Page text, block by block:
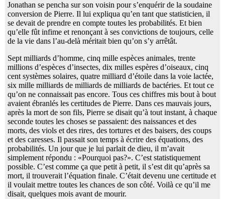
Jonathan se pencha sur son voisin pour s’enquérir de la soudaine
conversion de Pierre. Il lui expliqua qu’en tant que statisticien, il
se devait de prendre en compte toutes les probabilités. Et bien
qu’elle fût infime et renonçant à ses convictions de toujours, celle
de la vie dans l’au-delà méritait bien qu’on s’y arrêtât.
Sept milliards d’homme, cinq mille espèces animales, trente
millions d’espèces d’insectes, dix milles espères d’oiseaux, cinq
cent systèmes solaires, quatre milliard d’étoile dans la voie lactée,
six mille milliards de milliards de milliards de bactéries. Et tout ce
qu’on ne connaissait pas encore. Tous ces chiffres mis bout à bout
avaient ébranlés les certitudes de Pierre. Dans ces mauvais jours,
après la mort de son fils, Pierre se disait qu’à tout instant, à chaque
seconde toutes les choses se passaient: des naissances et des
morts, des viols et des rires, des tortures et des baisers, des coups
et des caresses. Il passait son temps à écrire des équations, des
probabilités. Un jour que je lui parlait de dieu, il m’avait
simplement répondu : «Pourquoi pas?». C’est statistiquement
possible. C’est comme ça que petit à petit, il s’est dit qu’après sa
mort, il trouverait l’équation finale. C’était devenu une certitude et
il voulait mettre toutes les chances de son côté. Voilà ce qu’il me
disait, quelques mois avant de mourir.